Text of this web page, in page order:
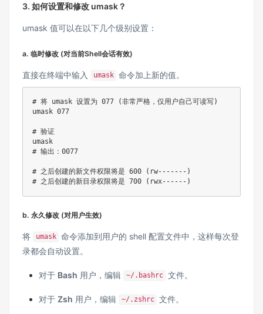
3. 如何设置和修改 umask？
umask 值可以在以下几个级别设置：
a. 临时修改 (对当前Shell会话有效)
直接在终端中输入 umask 命令加上新的值。
# 将 umask 设置为 077 (非常严格，仅用户自己可读写)
umask 077
# 验证
umask
# 输出：0077
# 之后创建的新文件权限将是 600 (rw-------)
# 之后创建的新目录权限将是 700 (rwx------)
b. 永久修改 (对用户生效)
将 umask 命令添加到用户的 shell 配置文件中，这样每次登
录都会自动设置。
对于 Bash 用户，编辑 ~/.bashrc 文件。
对于 Zsh 用户，编辑 ~/.zshrc 文件。